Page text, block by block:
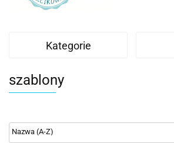
Kategorie
szablony